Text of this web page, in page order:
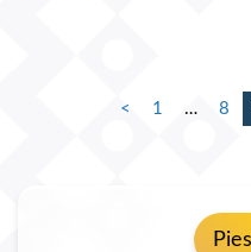
< 1 … 8